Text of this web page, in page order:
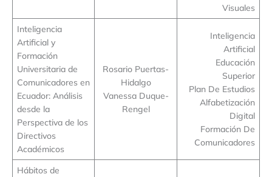
Visuales
Inteligencia
Artificial y
Formación
Universitaria de
Comunicadores en
Ecuador: Análisis
desde la
Perspectiva de los
Directivos
Académicos
Rosario Puertas-
Hidalgo
Vanessa Duque-
Rengel
Inteligencia
Artificial
Educación
Superior
Plan De Estudios
Alfabetización
Digital
Formación De
Comunicadores
Hábitos de